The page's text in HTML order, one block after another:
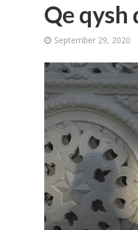
Qe qysh
September 29, 2020